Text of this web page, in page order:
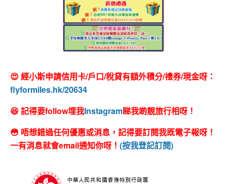
😍 經小斯申請信用卡/戶口/稅貸有額外積分/禮券/現金呀：
flyformiles.hk/20634
😆 記得要follow埋我Instagram睇我啲靚旅行相呀！
😳 唔想錯過任何優惠或消息，記得要訂閱我既電子報呀！
一有消息就會email通知你呀！ (按我登記訂閱)